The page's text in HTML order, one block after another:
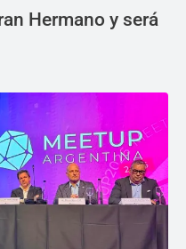
Hermano y será